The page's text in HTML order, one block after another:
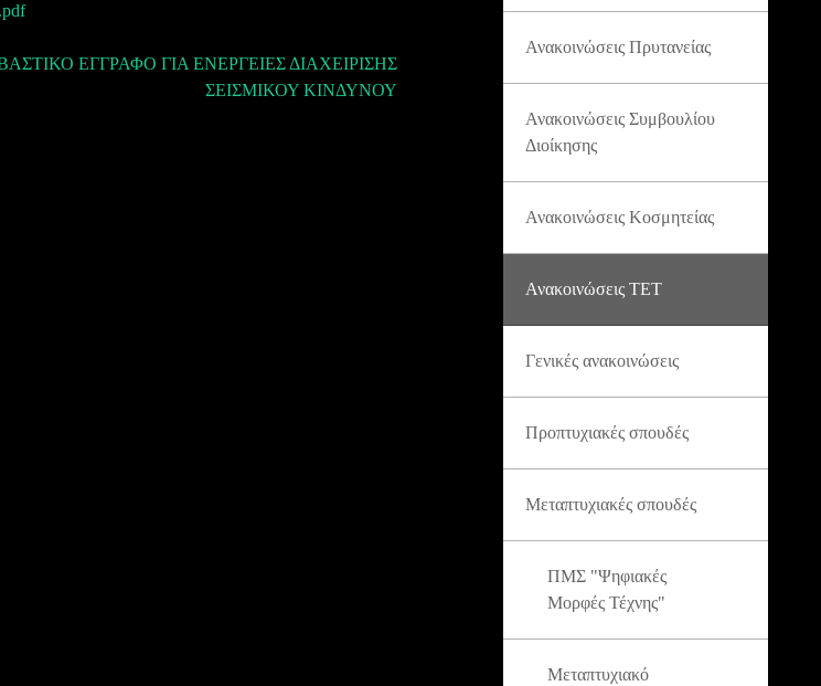
ΕΓΓΡΑΦΟ ΓΙΑ ΕΝΕΡΓΕΙΕΣ ΔΙΑΧΕΙΡΙΣΗΣ
ΣΕΙΣΜΙΚΟΥ ΚΙΝΔΥΝΟΥ
Ανακοινώσεις Πρυτανείας
Ανακοινώσεις Συμβουλίου
Διοίκησης
Ανακοινώσεις Κοσμητείας
Ανακοινώσεις ΤΕΤ
Γενικές ανακοινώσεις
Προπτυχιακές σπουδές
Μεταπτυχιακές σπουδές
ΠΜΣ "Ψηφιακές
Μορφές Τέχνης"
Μεταπτυχιακό